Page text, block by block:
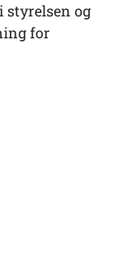
styrelsen og
for